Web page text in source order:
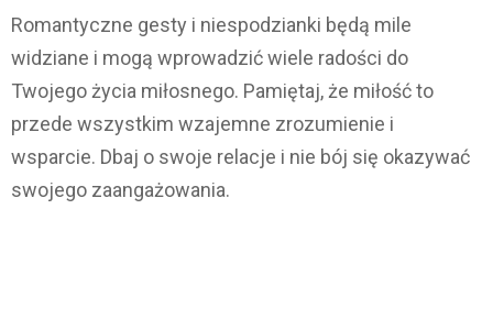
Romantyczne gesty i niespodzianki będą mile
widziane i mogą wprowadzić wiele radości do
Twojego życia miłosnego. Pamiętaj, że miłość to
przede wszystkim wzajemne zrozumienie i
wsparcie. Dbaj o swoje relacje i nie bój się okazywać
swojego zaangażowania.